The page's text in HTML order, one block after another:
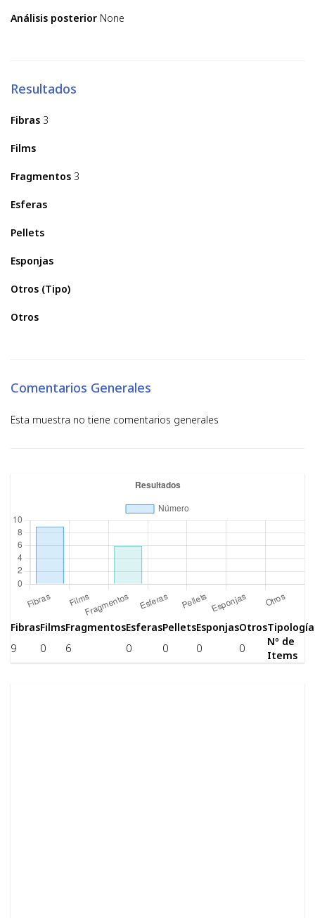
Análisis posterior None
Resultados
Fibras 3
Films
Fragmentos 3
Esferas
Pellets
Esponjas
Otros (Tipo)
Otros
Comentarios Generales
Esta muestra no tiene comentarios generales
FibrasFilmsFragmentosEsferasPelletsEsponjasOtrosTipología
9
0 6 0 0 0 0
Nº de
Items